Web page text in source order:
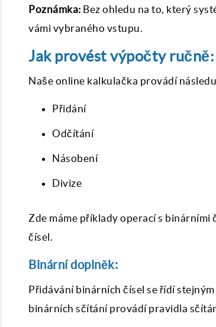
Poznámka: Bez ohledu na to, který
vámi vybraného vstupu.
Jak provést výpočty ručně:
Naše online kalkulačka provádí
Přidání
Odčítání
Násobení
Divize
Zde máme příklady operací s
čísel.
Binární doplněk:
Přidávání binárních čísel se řídí
binárních sčítání provádí pravidla